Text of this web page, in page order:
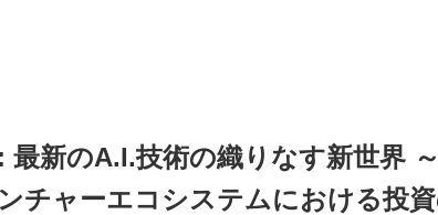
新のA.I.技術の織りなす新世界
チャーエコシステムにおける投